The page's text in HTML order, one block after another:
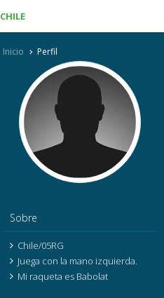
CHILE
Inicio Perfil
Sobre
Chile/05RG
Juega con la mano izquierda.
Mi raqueta es Babolat